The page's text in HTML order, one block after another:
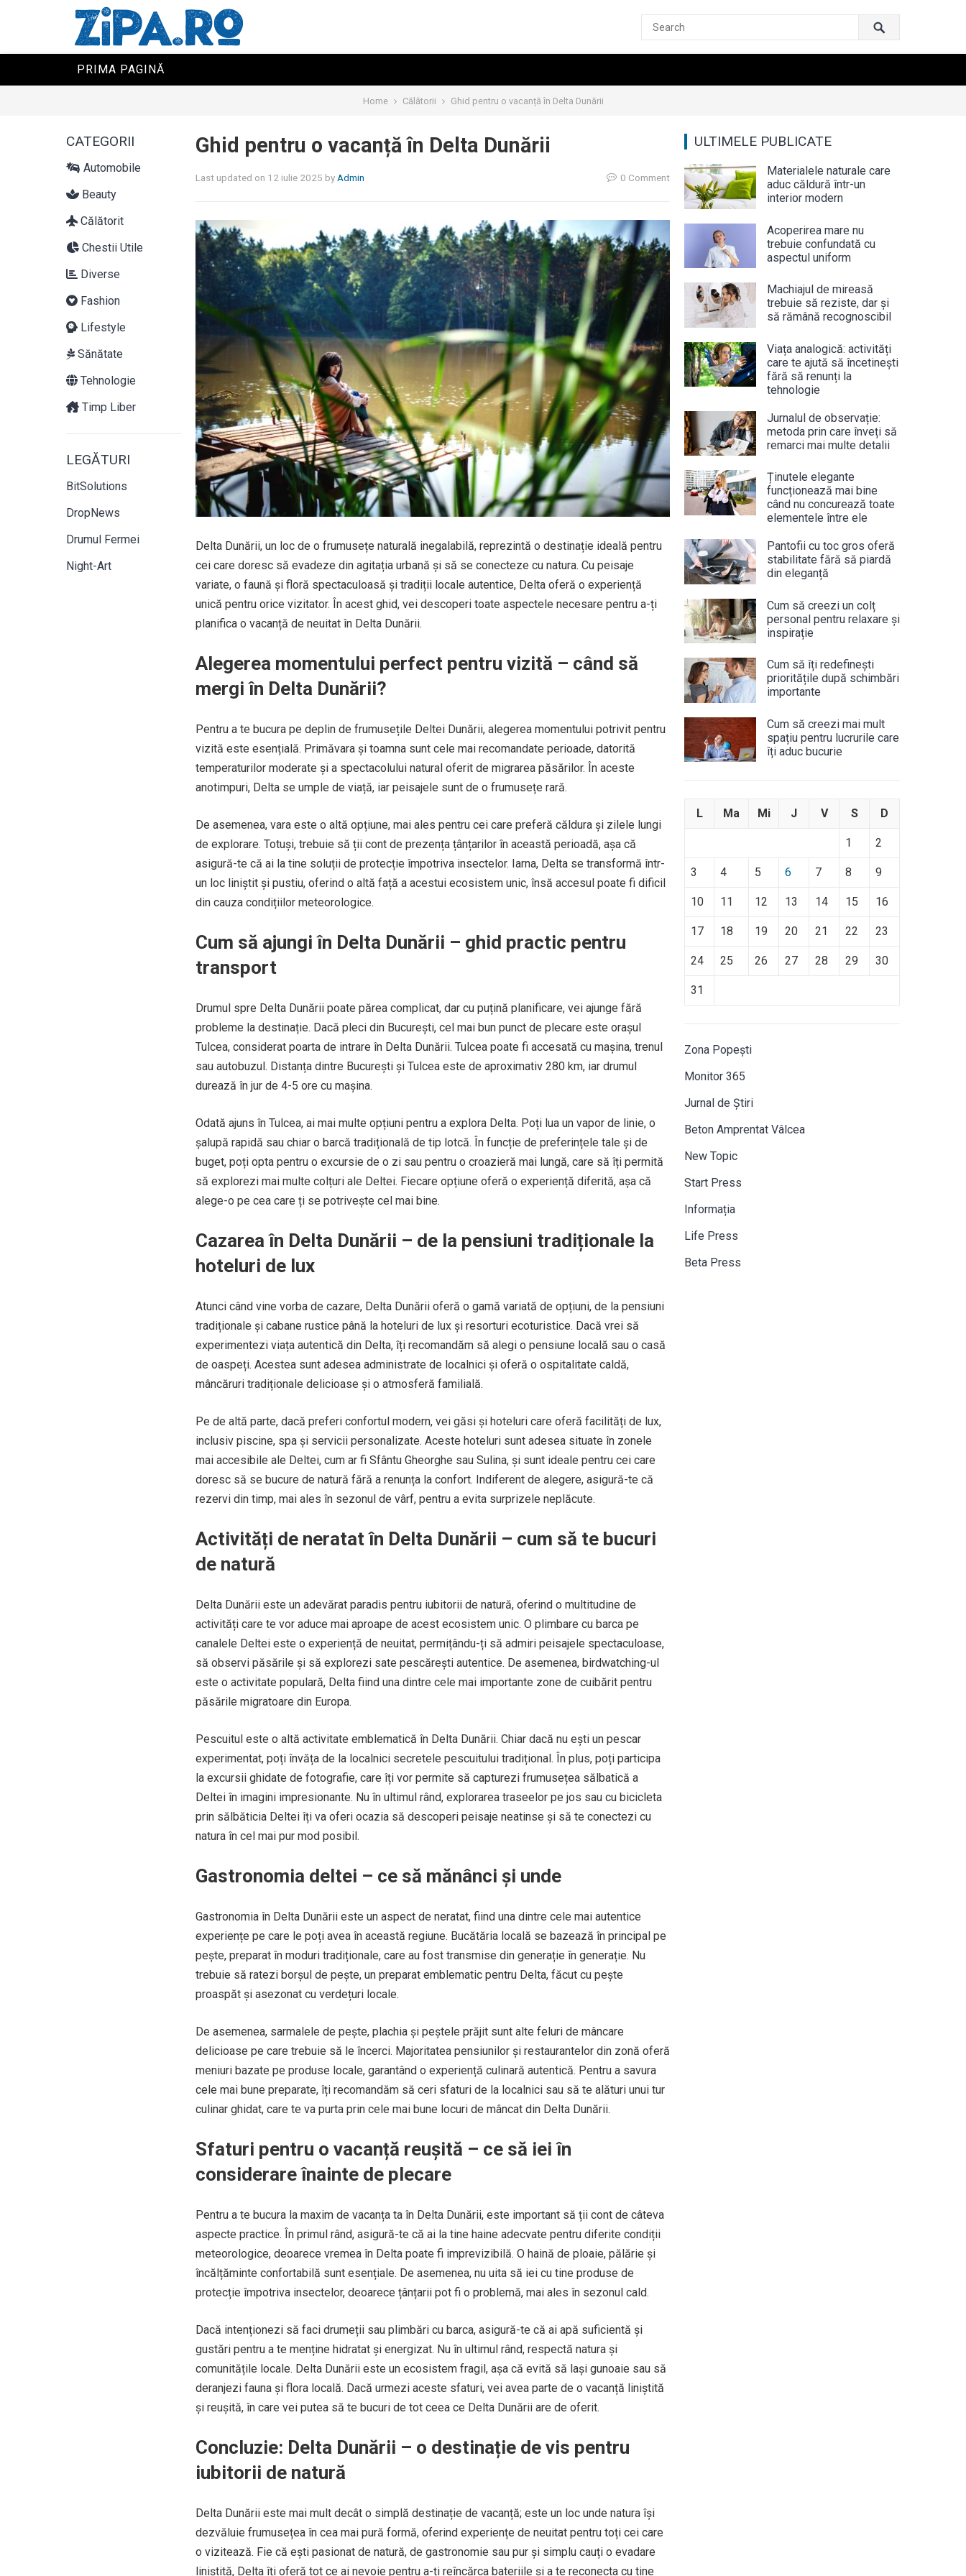
PRIMA PAGINĂ
Home Călătorii Ghid pentru o vacanță în Delta Dunării
CATEGORII
Automobile
Beauty
Călătorit
Chestii Utile
Diverse
Fashion
Lifestyle
Sănătate
Tehnologie
Timp Liber
LEGĂTURI
BitSolutions
DropNews
Drumul Fermei
Night-Art
Ghid pentru o vacanță în Delta Dunării
Last updated on 12 iulie 2025 by Admin 0 Comment
Delta Dunării, un loc de o frumusețe naturală inegalabilă, reprezintă o destinație ideală pentru
cei care doresc să evadeze din agitația urbană și să se conecteze cu natura. Cu peisaje
variate, o faună și floră spectaculoasă și tradiții locale autentice, Delta oferă o experiență
unică pentru orice vizitator. În acest ghid, vei descoperi toate aspectele necesare pentru a-ți
planifica o vacanță de neuitat în Delta Dunării.
Alegerea momentului perfect pentru vizită – când să
mergi în Delta Dunării?
Pentru a te bucura pe deplin de frumusețile Deltei Dunării, alegerea momentului potrivit pentru
vizită este esențială. Primăvara și toamna sunt cele mai recomandate perioade, datorită
temperaturilor moderate și a spectacolului natural oferit de migrarea păsărilor. În aceste
anotimpuri, Delta se umple de viață, iar peisajele sunt de o frumusețe rară.
De asemenea, vara este o altă opțiune, mai ales pentru cei care preferă căldura și zilele lungi
de explorare. Totuși, trebuie să ții cont de prezența țânțarilor în această perioadă, așa că
asigură-te că ai la tine soluții de protecție împotriva insectelor. Iarna, Delta se transformă într-
un loc liniștit și pustiu, oferind o altă față a acestui ecosistem unic, însă accesul poate fi dificil
din cauza condițiilor meteorologice.
Cum să ajungi în Delta Dunării – ghid practic pentru
transport
Drumul spre Delta Dunării poate părea complicat, dar cu puțină planificare, vei ajunge fără
probleme la destinație. Dacă pleci din București, cel mai bun punct de plecare este orașul
Tulcea, considerat poarta de intrare în Delta Dunării. Tulcea poate fi accesată cu mașina, trenul
sau autobuzul. Distanța dintre București și Tulcea este de aproximativ 280 km, iar drumul
durează în jur de 4-5 ore cu mașina.
Odată ajuns în Tulcea, ai mai multe opțiuni pentru a explora Delta. Poți lua un vapor de linie, o
șalupă rapidă sau chiar o barcă tradițională de tip lotcă. În funcție de preferințele tale și de
buget, poți opta pentru o excursie de o zi sau pentru o croazieră mai lungă, care să îți permită
să explorezi mai multe colțuri ale Deltei. Fiecare opțiune oferă o experiență diferită, așa că
alege-o pe cea care ți se potrivește cel mai bine.
Cazarea în Delta Dunării – de la pensiuni tradiționale la
hoteluri de lux
Atunci când vine vorba de cazare, Delta Dunării oferă o gamă variată de opțiuni, de la pensiuni
tradiționale și cabane rustice până la hoteluri de lux și resorturi ecoturistice. Dacă vrei să
experimentezi viața autentică din Delta, îți recomandăm să alegi o pensiune locală sau o casă
de oaspeți. Acestea sunt adesea administrate de localnici și oferă o ospitalitate caldă,
mâncăruri tradiționale delicioase și o atmosferă familială.
Pe de altă parte, dacă preferi confortul modern, vei găsi și hoteluri care oferă facilități de lux,
inclusiv piscine, spa și servicii personalizate. Aceste hoteluri sunt adesea situate în zonele
mai accesibile ale Deltei, cum ar fi Sfântu Gheorghe sau Sulina, și sunt ideale pentru cei care
doresc să se bucure de natură fără a renunța la confort. Indiferent de alegere, asigură-te că
rezervi din timp, mai ales în sezonul de vârf, pentru a evita surprizele neplăcute.
Activități de neratat în Delta Dunării – cum să te bucuri
de natură
Delta Dunării este un adevărat paradis pentru iubitorii de natură, oferind o multitudine de
activități care te vor aduce mai aproape de acest ecosistem unic. O plimbare cu barca pe
canalele Deltei este o experiență de neuitat, permițându-ți să admiri peisajele spectaculoase,
să observi păsările și să explorezi sate pescărești autentice. De asemenea, birdwatching-ul
este o activitate populară, Delta fiind una dintre cele mai importante zone de cuibărit pentru
păsările migratoare din Europa.
Pescuitul este o altă activitate emblematică în Delta Dunării. Chiar dacă nu ești un pescar
experimentat, poți învăța de la localnici secretele pescuitului tradițional. În plus, poți participa
la excursii ghidate de fotografie, care îți vor permite să capturezi frumusețea sălbatică a
Deltei în imagini impresionante. Nu în ultimul rând, explorarea traseelor pe jos sau cu bicicleta
prin sălbăticia Deltei îți va oferi ocazia să descoperi peisaje neatinse și să te conectezi cu
natura în cel mai pur mod posibil.
Gastronomia deltei – ce să mănânci și unde
Gastronomia în Delta Dunării este un aspect de neratat, fiind una dintre cele mai autentice
experiențe pe care le poți avea în această regiune. Bucătăria locală se bazează în principal pe
pește, preparat în moduri tradiționale, care au fost transmise din generație în generație. Nu
trebuie să ratezi borșul de pește, un preparat emblematic pentru Delta, făcut cu pește
proaspăt și asezonat cu verdețuri locale.
De asemenea, sarmalele de pește, plachia și peștele prăjit sunt alte feluri de mâncare
delicioase pe care trebuie să le încerci. Majoritatea pensiunilor și restaurantelor din zonă oferă
meniuri bazate pe produse locale, garantând o experiență culinară autentică. Pentru a savura
cele mai bune preparate, îți recomandăm să ceri sfaturi de la localnici sau să te alături unui tur
culinar ghidat, care te va purta prin cele mai bune locuri de mâncat din Delta Dunării.
Sfaturi pentru o vacanță reușită – ce să iei în
considerare înainte de plecare
Pentru a te bucura la maxim de vacanța ta în Delta Dunării, este important să ții cont de câteva
aspecte practice. În primul rând, asigură-te că ai la tine haine adecvate pentru diferite condiții
meteorologice, deoarece vremea în Delta poate fi imprevizibilă. O haină de ploaie, pălărie și
încălțăminte confortabilă sunt esențiale. De asemenea, nu uita să iei cu tine produse de
protecție împotriva insectelor, deoarece țânțarii pot fi o problemă, mai ales în sezonul cald.
Dacă intenționezi să faci drumeții sau plimbări cu barca, asigură-te că ai apă suficientă și
gustări pentru a te menține hidratat și energizat. Nu în ultimul rând, respectă natura și
comunitățile locale. Delta Dunării este un ecosistem fragil, așa că evită să lași gunoaie sau să
deranjezi fauna și flora locală. Dacă urmezi aceste sfaturi, vei avea parte de o vacanță liniștită
și reușită, în care vei putea să te bucuri de tot ceea ce Delta Dunării are de oferit.
Concluzie: Delta Dunării – o destinație de vis pentru
iubitorii de natură
Delta Dunării este mai mult decât o simplă destinație de vacanță; este un loc unde natura își
dezvăluie frumusețea în cea mai pură formă, oferind experiențe de neuitat pentru toți cei care
o vizitează. Fie că ești pasionat de natură, de gastronomie sau pur și simplu cauți o evadare
liniștită, Delta îți oferă tot ce ai nevoie pentru a-ți reîncărca bateriile și a te reconecta cu tine
ULTIMELE PUBLICATE
Materialele naturale care
aduc căldură într-un
interior modern
Acoperirea mare nu
trebuie confundată cu
aspectul uniform
Machiajul de mireasă
trebuie să reziste, dar și
să rămână recognoscibil
Viața analogică: activități
care te ajută să încetinești
fără să renunți la
tehnologie
Jurnalul de observație:
metoda prin care înveți să
remarci mai multe detalii
Ținutele elegante
funcționează mai bine
când nu concurează toate
elementele între ele
Pantofii cu toc gros oferă
stabilitate fără să piardă
din eleganță
Cum să creezi un colț
personal pentru relaxare și
inspirație
Cum să îți redefinești
prioritățile după schimbări
importante
Cum să creezi mai mult
spațiu pentru lucrurile care
îți aduc bucurie
L Ma Mi J V S D
1 2
3 4 5 6 7 8 9
10 11 12 13 14 15 16
17 18 19 20 21 22 23
24 25 26 27 28 29 30
31
Zona Popești
Monitor 365
Jurnal de Știri
Beton Amprentat Vâlcea
New Topic
Start Press
Informația
Life Press
Beta Press